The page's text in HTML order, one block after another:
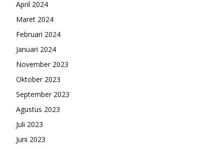
April 2024
Maret 2024
Februari 2024
Januari 2024
November 2023
Oktober 2023
September 2023
Agustus 2023
Juli 2023
Juni 2023